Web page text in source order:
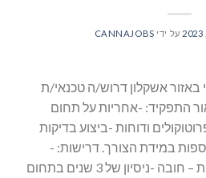
על ידי CANNAJOBS
באזור אשקלון דרוש/ה טכנאי/ת
התפקיד: -אחריות על תחום
ודוחות -ביצוע בדיקות
במידת הצורך. דרישות: -
השכלה של הנדסאי/ת מכונות – חובה -ניסיון של 3 שנים בתחום